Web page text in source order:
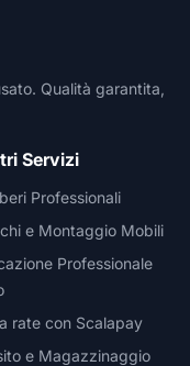
Qualità garantita,
Servizi
Professionali
e Montaggio Mobili
Professionale
rate con Scalapay
e Magazzinaggio